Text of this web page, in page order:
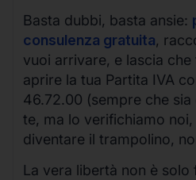
Basta dubbi, basta ansie:
consulenza gratuita,
vuoi arrivare, e lascia
aprire la tua Partita IVA
46.72.00 (sempre che
te, ma lo verifichiamo
diventare il trampolino,
La vera libertà non è solo